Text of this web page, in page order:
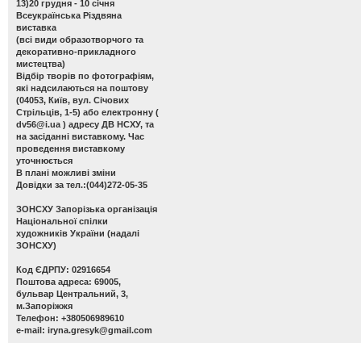
13)20 грудня - 10 січня
Всеукраїнська Різдвяна
виставка
(всі види образотворчого та
декоративно-прикладного
мистецтва)
Відбір творів по фотографіям,
які надсилаються на поштову
(04053, Київ, вул. Січових
Стрільців, 1-5) або електронну (
dv56@i.ua ) адресу ДВ НСХУ, та
на засіданні виставкому. Час
проведення виставкому
уточнюється
В плані можливі зміни
Довідки за тел.:(044)272-05-35
ЗОНСХУ Запорізька організація
Національної спілки
художників України (надалі
ЗОНСХУ)
Код ЄДРПУ: 02916654
Поштова адреса: 69005,
бульвар Центральний, 3,
м.Запоріжжя
Телефон: +380506989610
e-mail: iryna.gresyk@gmail.com